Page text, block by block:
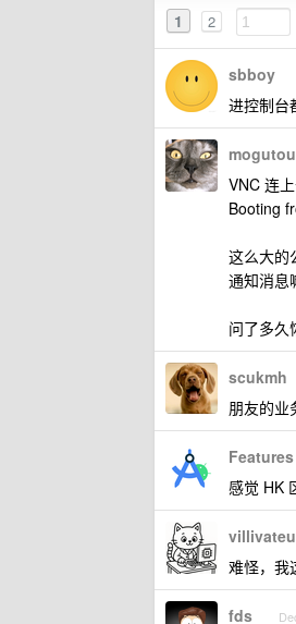
1 2
sbboy
进控制台
VNC 连
Booting
这么大的
通知消息
问了多久
scukmh
朋友的业
Features
感觉 HK
难怪，我
fds